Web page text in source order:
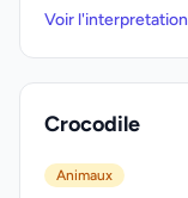
Voir l'interpretation
Crocodile
Animaux